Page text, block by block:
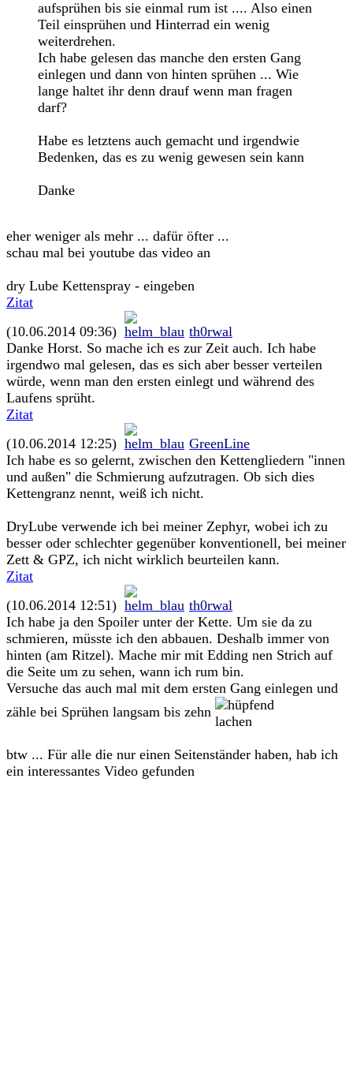
aufsprühen bis sie einmal rum ist .... Also einen
Teil einsprühen und Hinterrad ein wenig
weiterdrehen.
Ich habe gelesen das manche den ersten Gang
einlegen und dann von hinten sprühen ... Wie
lange haltet ihr denn drauf wenn man fragen
darf?
Habe es letztens auch gemacht und irgendwie
Bedenken, das es zu wenig gewesen sein kann
Danke
eher weniger als mehr ... dafür öfter ...
schau mal bei youtube das video an
dry Lube Kettenspray - eingeben
Zitat
(10.06.2014 09:36)
th0rwal
Danke Horst. So mache ich es zur Zeit auch. Ich habe
irgendwo mal gelesen, das es sich aber besser verteilen
würde, wenn man den ersten einlegt und während des
Laufens sprüht.
Zitat
(10.06.2014 12:25)
GreenLine
Ich habe es so gelernt, zwischen den Kettengliedern "innen
und außen" die Schmierung aufzutragen. Ob sich dies
Kettengranz nennt, weiß ich nicht.
DryLube verwende ich bei meiner Zephyr, wobei ich zu
besser oder schlechter gegenüber konventionell, bei meiner
Zett & GPZ, ich nicht wirklich beurteilen kann.
Zitat
(10.06.2014 12:51)
th0rwal
Ich habe ja den Spoiler unter der Kette. Um sie da zu
schmieren, müsste ich den abbauen. Deshalb immer von
hinten (am Ritzel). Mache mir mit Edding nen Strich auf
die Seite um zu sehen, wann ich rum bin.
Versuche das auch mal mit dem ersten Gang einlegen und
zähle bei Sprühen langsam bis zehn
btw ... Für alle die nur einen Seitenständer haben, hab ich
ein interessantes Video gefunden